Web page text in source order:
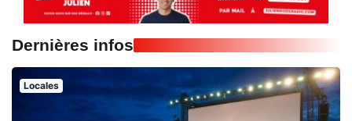
Dernières infos
Locales